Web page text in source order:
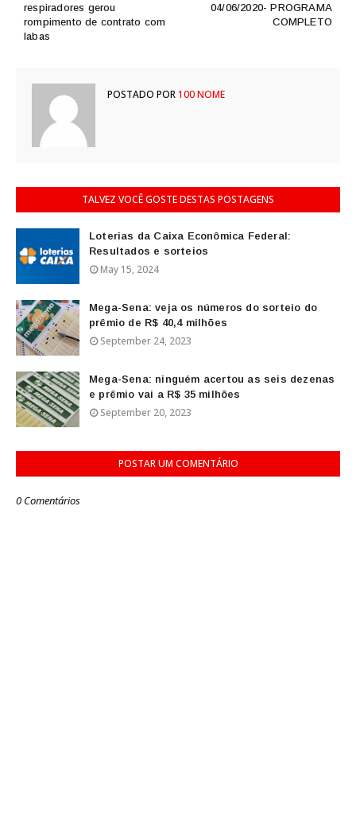
04/06/2020- PROGRAMA
COMPLETO
respiradores gerou
rompimento de contrato com
Iabas
POSTADO POR100 NOME
TALVEZ VOCÊ GOSTE DESTAS POSTAGENS
Loterias da Caixa Econômica Federal:
Resultados e sorteios
May 15, 2024
Mega-Sena: veja os números do sorteio do
prêmio de R$ 40,4 milhões
September 24, 2023
Mega-Sena: ninguém acertou as seis dezenas
e prêmio vai a R$ 35 milhões
September 20, 2023
POSTAR UM COMENTÁRIO
0 Comentários